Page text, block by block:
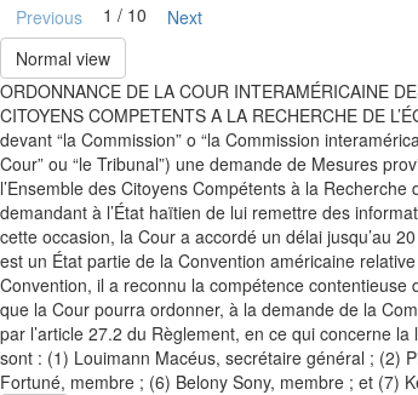
Previous 1 / 10
Next
Normal view
ORDONNANCE DE LA COUR INTERAMÉRICAINE
CITOYENS COMPETENTS A LA RECHERCHE DE
devant “la Commission” o “la Commission
Cour” ou “le Tribunal”) une demande de Mesures
l’Ensemble des Citoyens Compétents à la
demandant à l’État haïtien de lui remettre des
cette occasion, la Cour a accordé un délai jusqu’au
est un État partie de la Convention américaine
Convention, il a reconnu la compétence contentieuse
que la Cour pourra ordonner, à la demande de la
par l’article 27.2 du Règlement, en ce qui concerne
sont : (1) Louimann Macéus, secrétaire général ; (2)
Fortuné, membre ; (6) Belony Sony, membre ; et (7)